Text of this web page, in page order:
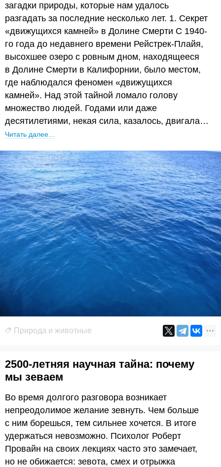
загадки природы, которые нам удалось
разгадать за последние несколько лет. 1. Секрет
«движущихся камней» в Долине Смерти С 1940-
го года до недавнего времени Рейстрек-Плайя,
высохшее озеро с ровным дном, находящееся
в Долине Смерти в Калифорнии, было местом,
где наблюдался феномен «движущихся
камней». Над этой тайной ломало голову
множество людей. Годами или даже
десятилетиями, некая сила, казалось, двигала…
Читать далее…
Природа и животные
2500-летняя научная тайна: почему
мы зеваем
Во время долгого разговора возникает
непреодолимое желание зевнуть. Чем больше
с ним борешься, тем сильнее хочется. В итоге
удержаться невозможно. Психолог Роберт
Провайн на своих лекциях часто это замечает,
но не обижается: зевота, смех и отрыжка